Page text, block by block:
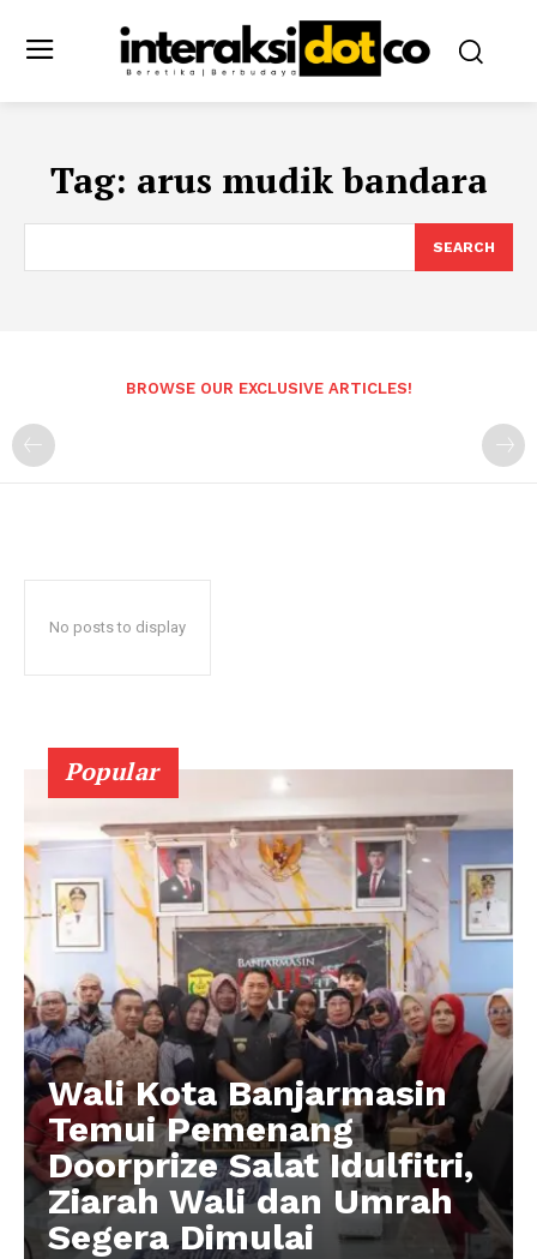
Tag: arus mudik bandara
SEARCH
BROWSE OUR EXCLUSIVE ARTICLES!
No posts to display
Popular
Wali Kota Banjarmasin
Temui Pemenang
Doorprize Salat Idulfitri,
Ziarah Wali dan Umrah
Segera Dimulai